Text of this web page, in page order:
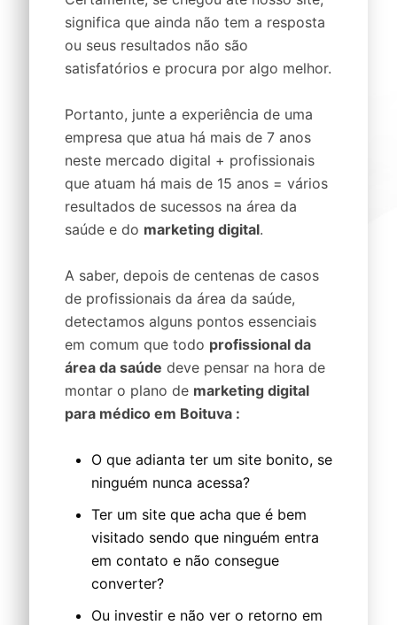
significa que ainda não tem a resposta
ou seus resultados não são
satisfatórios e procura por algo melhor.
Portanto, junte a experiência de uma
empresa que atua há mais de 7 anos
neste mercado digital + profissionais
que atuam há mais de 15 anos = vários
resultados de sucessos na área da
saúde e do marketing digital.
A saber, depois de centenas de casos
de profissionais da área da saúde,
detectamos alguns pontos essenciais
em comum que todo profissional da
área da saúde deve pensar na hora de
montar o plano de marketing digital
para médico em Boituva :
O que adianta ter um site bonito, se
ninguém nunca acessa?
Ter um site que acha que é bem
visitado sendo que ninguém entra
em contato e não consegue
converter?
Ou investir e não ver o retorno em